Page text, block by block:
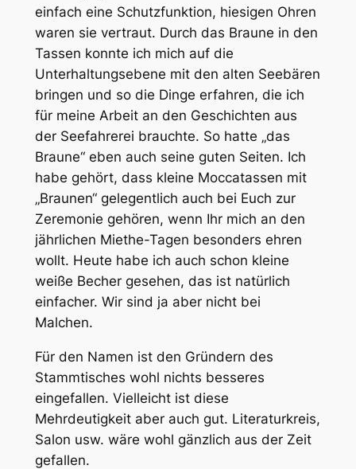
einfach eine Schutzfunktion, hiesigen Ohren
waren sie vertraut. Durch das Braune in den
Tassen konnte ich mich auf die
Unterhaltungsebene mit den alten Seebären
bringen und so die Dinge erfahren, die ich
für meine Arbeit an den Geschichten aus
der Seefahrerei brauchte. So hatte „das
Braune“ eben auch seine guten Seiten. Ich
habe gehört, dass kleine Moccatassen mit
„Braunen“ gelegentlich auch bei Euch zur
Zeremonie gehören, wenn Ihr mich an den
jährlichen Miethe-Tagen besonders ehren
wollt. Heute habe ich auch schon kleine
weiße Becher gesehen, das ist natürlich
einfacher. Wir sind ja aber nicht bei
Malchen.
Für den Namen ist den Gründern des
Stammtisches wohl nichts besseres
eingefallen. Vielleicht ist diese
Mehrdeutigkeit aber auch gut. Literaturkreis,
Salon usw. wäre wohl gänzlich aus der Zeit
gefallen.